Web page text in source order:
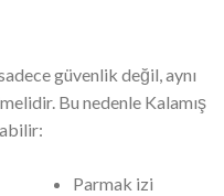
güvenlik değil, aynı
Bu nedenle Kalamış
Parmak izi